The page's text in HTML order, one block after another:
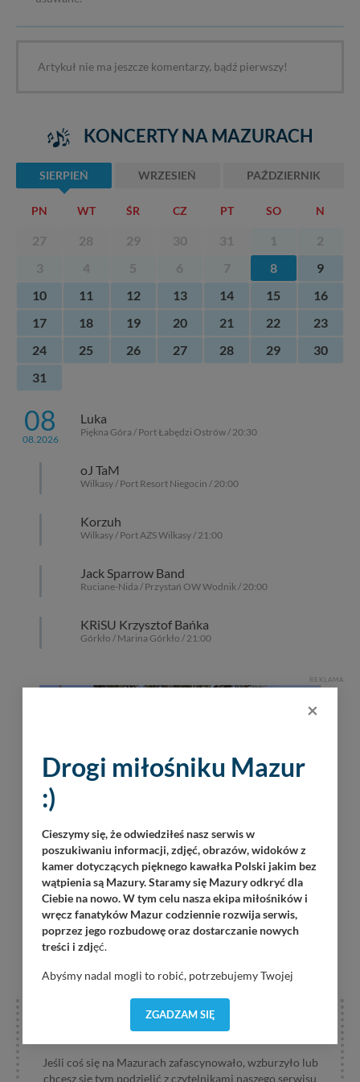
Artykuł nie ma jeszcze komentarzy, bądź pierwszy!
KONCERTY NA MAZURACH
SIERPIEŃ WRZESIEŃ PAŹDZIERNIK
PN WT ŚR CZ PT SO N
27 28 29 30 31 1
2
3
4 5 6 7 8
9
10
11 12 13 14 15
16
17
18 19 20 21 22
23
24
25 26 27 28 29
30
31
08
08.2026
Luka
Piękna Góra / Port Łabędzi Ostrów / 20:30
oJ TaM
Wilkasy / Port Resort Niegocin / 20:00
Korzuh
Wilkasy / Port AZS Wilkasy / 21:00
Jack Sparrow Band
Ruciane-Nida / Przystań OW Wodnik / 20:00
KRiSU Krzysztof Bańka
Górkło / Marina Górkło / 21:00
REKLAMA
DAJ NAM ZNAĆ
Jeśli coś się na Mazurach zafascynowało, wzburzyło lub
chcesz się tym podzielić z czytelnikami naszego serwisu
×
Drogi miłośniku Mazur
:)
Cieszymy się, że odwiedziłeś nasz serwis w
poszukiwaniu informacji, zdjęć, obrazów, widoków z
kamer dotyczących pięknego kawałka Polski jakim bez
wątpienia są Mazury. Staramy się Mazury odkryć dla
Ciebie na nowo. W tym celu nasza ekipa miłośników i
wręcz fanatyków Mazur codziennie rozwija serwis,
poprzez jego rozbudowę oraz dostarczanie nowych
treści i zdjęć.
Abyśmy nadal mogli to robić, potrzebujemy Twojej
dostosować do Twoich preferencji. Twoje dane (w tym
pliki cookies) będą zapisywane w celu usprawnienia
wyszukania, ulubione miejsca, logowania, itp).
Bezpieczeństwo Twoich danych jest dla nas
ZGADZAM SIĘ